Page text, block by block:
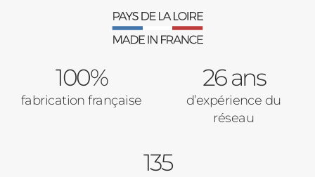
100%
fabrication française
26 ans
d’expérience du
réseau
135